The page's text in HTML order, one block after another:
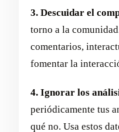
3. Descuidar el
torno a la
comentarios,
fomentar la
4. Ignorar los
periódicamente tus
qué no. Usa estos